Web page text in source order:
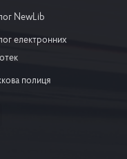
NewLib
електронних
полиця